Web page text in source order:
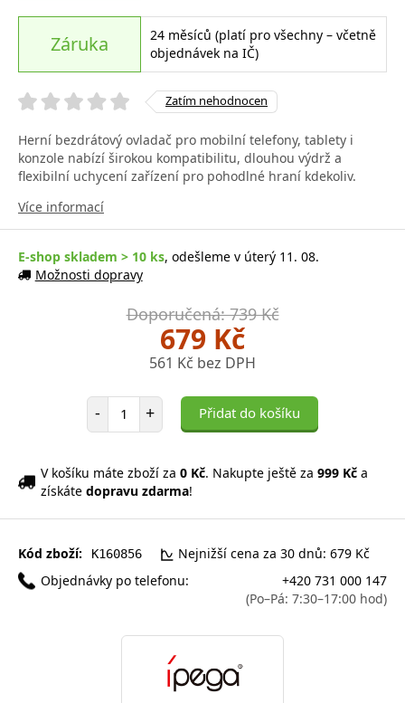
Záruka
24 měsíců (platí pro všechny – včetně
objednávek na IČ)
Zatím nehodnocen
Herní bezdrátový ovladač pro mobilní telefony, tablety i
konzole nabízí širokou kompatibilitu, dlouhou výdrž a
flexibilní uchycení zařízení pro pohodlné hraní kdekoliv.
Více informací
E-shop skladem > 10 ks, odešleme v úterý 11. 08.
Možnosti dopravy
Doporučená: 739 Kč
679 Kč
561 Kč bez DPH
- Počet položek
+ Přidat do košíku
V košíku máte zboží za 0 Kč. Nakupte ještě za 999 Kč a
získáte dopravu zdarma!
Kód zboží: K160856
Nejnižší cena za 30 dnů: 679 Kč
Objednávky po telefonu:
+420 731 000 147
(Po–Pá: 7:30–17:00 hod)